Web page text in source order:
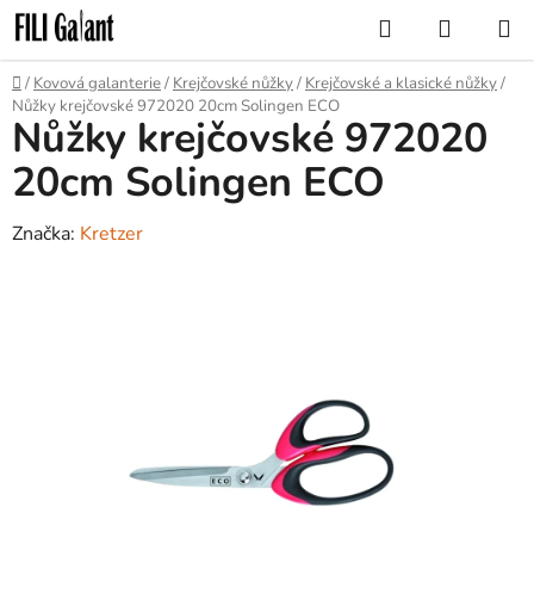
Přejít
na
obsah
Hledat
KOŠÍK
Domů
/ Kovová galanterie/ Krejčovské nůžky/ Krejčovské a klasické nůžky/
Nůžky krejčovské 972020 20cm Solingen ECO
Nůžky krejčovské 972020
20cm Solingen ECO
Značka: Kretzer